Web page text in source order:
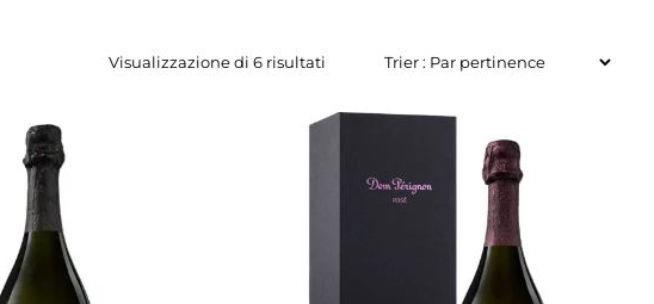
Visualizzazione di 6 risultati